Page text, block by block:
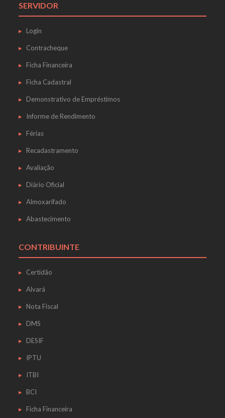
SERVIDOR
Login
Contracheque
Ficha Financeira
Ficha Cadastral
Demonstrativo de Empréstimos
Informe de Rendimento
Férias
Recadastramento
Avaliação
Diário Oficial
Almoxarifado
Abastecimento
CONTRIBUINTE
Certidão
Alvará
Nota Fiscal
DMS
DESIF
IPTU
ITBI
BCI
Ficha Financeira